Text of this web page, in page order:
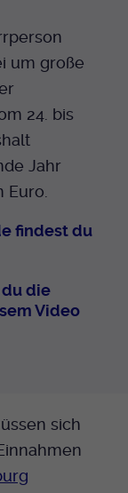
um große
24. bis
Jahr
findest du
die
Video
sich
Cookies wird
Sitzung
Nummer
eine